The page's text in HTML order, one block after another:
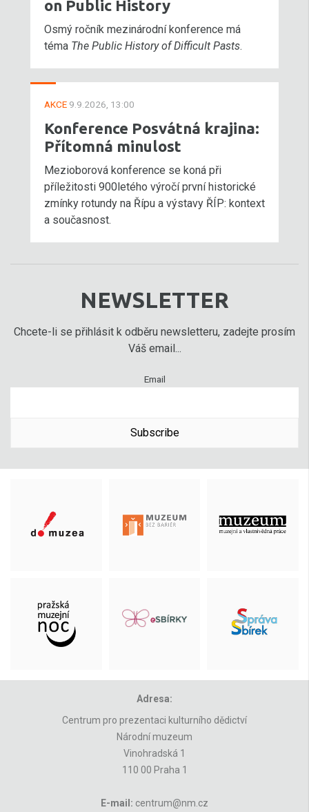
on Public History
Osmý ročník mezinárodní konference má
téma The Public History of Difficult Pasts.
AKCE 9.9.2026, 13:00
Konference Posvátná krajina:
Přítomná minulost
Mezioborová konference se koná při
příležitosti 900letého výročí první historické
zmínky rotundy na Řípu a výstavy ŘÍP: kontext
a současnost.
NEWSLETTER
Chcete-li se přihlásit k odběru newsletteru, zadejte prosím
Váš email...
Email
Subscribe
Adresa:
Centrum pro prezentaci kulturního dědictví
Národní muzeum
Vinohradská 1
110 00 Praha 1
E-mail: centrum@nm.cz